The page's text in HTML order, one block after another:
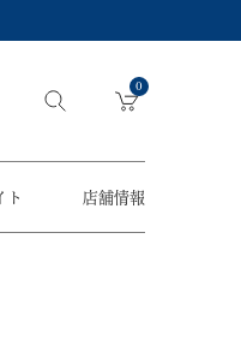
0
ト 店舗情報